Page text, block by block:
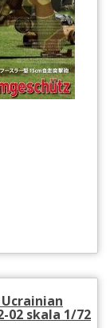
Ucrainian
02 skala 1/72